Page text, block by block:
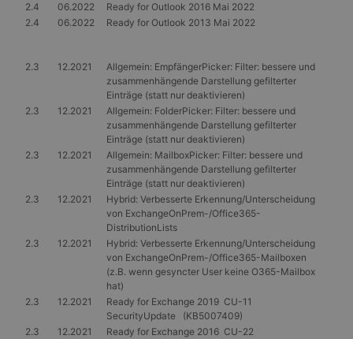
2.4
06.2022
Ready for Outlook 2016 Mai 2022
2.4
06.2022 Ready for Outlook 2013 Mai 2022
2.3 12.2021
Allgemein: EmpfängerPicker: Filter: bessere und
zusammenhängende Darstellung gefilterter
Einträge (statt nur deaktivieren)
2.3
12.2021
Allgemein: FolderPicker: Filter: bessere und
zusammenhängende Darstellung gefilterter
Einträge (statt nur deaktivieren)
2.3
12.2021
Allgemein: MailboxPicker: Filter: bessere und
zusammenhängende Darstellung gefilterter
Einträge (statt nur deaktivieren)
2.3
12.2021
Hybrid: Verbesserte Erkennung/Unterscheidung
von ExchangeOnPrem-/Office365-
DistributionLists
2.3
12.2021
Hybrid: Verbesserte Erkennung/Unterscheidung
von ExchangeOnPrem-/Office365-Mailboxen
(z.B. wenn gesyncter User keine O365-Mailbox
hat)
2.3
12.2021
Ready for Exchange 2019 CU-11
SecurityUpdate (KB5007409)
2.3
12.2021
Ready for Exchange 2016 CU-22